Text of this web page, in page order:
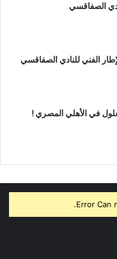
الصفاقسي
الفني للنادي الصفاقسي
في الأهلي المصري !
Error Can